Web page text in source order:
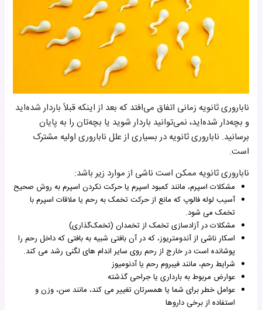
ناباروری ثانویه زمانی اتفاق می‌افتد که بعد از اینکه قبلاً باردار شده‌اید
و بچه‌دار شده‌اید، نمی‌توانید باردار شوید یا بچه‌تان را به پایان
برسانید. ناباروری ثانویه در بسیاری از علل ناباروری اولیه مشترک
است.
ناباروری ثانویه ممکن است ناشی از موارد زیر باشد:
مشکلات اسپرم، مانند کمبود اسپرم یا حرکت نکردن اسپرم به روش صحیح
آسیب لوله فالوپ که مانع از حرکت تخمک به رحم یا ملاقات اسپرم با
تخمک می شود.
مشکلات در آزادسازی تخمک از تخمدان (تخمک‌گذاری)
اسکار ناشی از آندومتریوز، که در آن بافتی شبیه به بافتی که داخل رحم را
پوشانده است در خارج از رحم روی سایر اندام های لگنی رشد می کند.
شرایط رحم، مانند فیبروم رحم یا آدنومیوز
عوارض مربوط به بارداری یا جراحی گذشته
عوامل خطر برای شما یا همسرتان تغییر می کند، مانند سن، وزن و
استفاده از برخی داروها